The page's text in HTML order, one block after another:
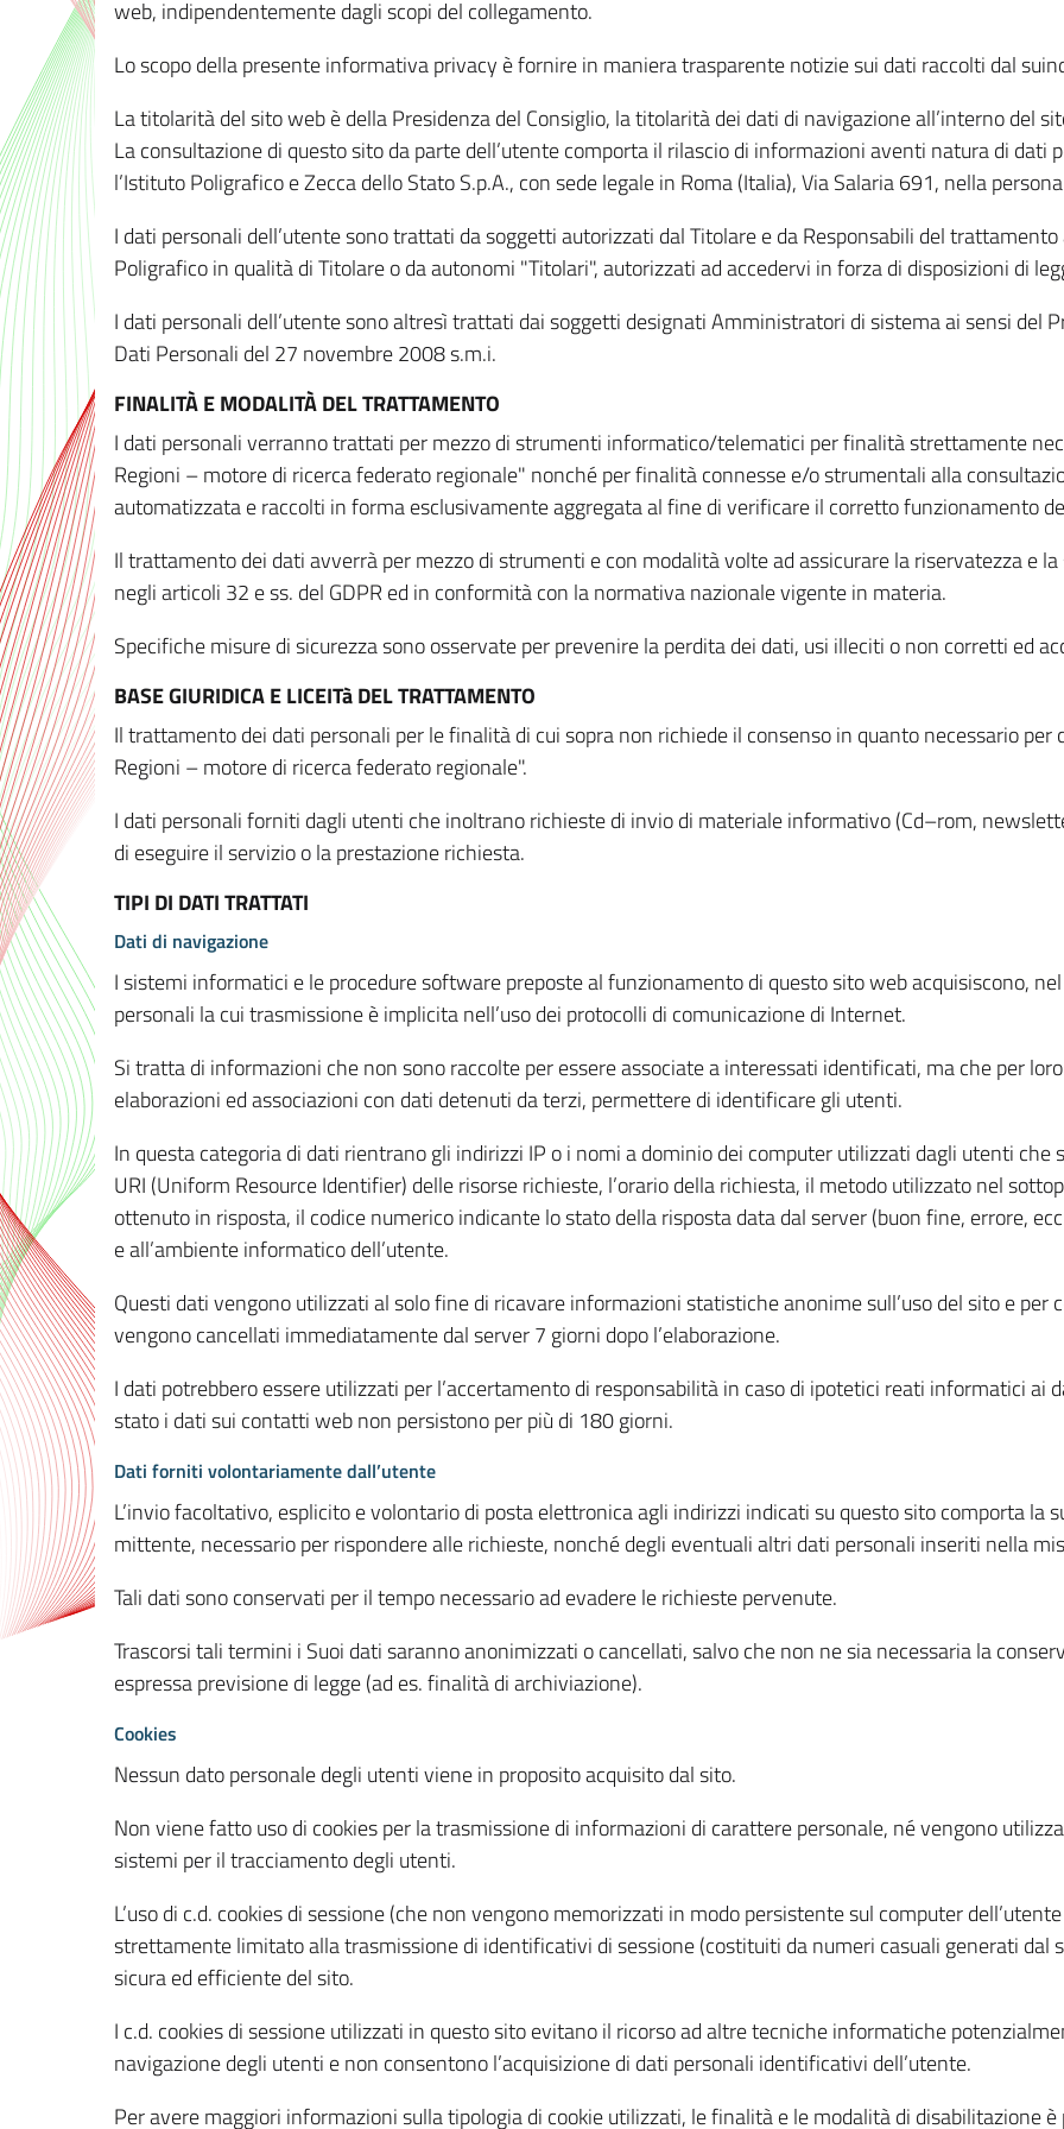
web, indipendentemente dagli scopi del collegamento.
Lo scopo della presente informativa privacy è fornire in maniera trasparente notizie sui dati raccolti dal
La titolarità del sito web è della Presidenza del Consiglio, la titolarità dei dati di navigazione all’interno del
La consultazione di questo sito da parte dell’utente comporta il rilascio di informazioni aventi natura di
l’Istituto Poligrafico e Zecca dello Stato S.p.A., con sede legale in Roma (Italia), Via Salaria 691, nella
I dati personali dell’utente sono trattati da soggetti autorizzati dal Titolare e da Responsabili del
Poligrafico in qualità di Titolare o da autonomi "Titolari", autorizzati ad accedervi in forza di disposizioni di
I dati personali dell’utente sono altresì trattati dai soggetti designati Amministratori di sistema ai sensi del
Dati Personali del 27 novembre 2008 s.m.i.
FINALITÀ E MODALITÀ DEL TRATTAMENTO
I dati personali verranno trattati per mezzo di strumenti informatico/telematici per finalità strettamente
Regioni – motore di ricerca federato regionale" nonché per finalità connesse e/o strumentali alla
automatizzata e raccolti in forma esclusivamente aggregata al fine di verificare il corretto funzionamento
Il trattamento dei dati avverrà per mezzo di strumenti e con modalità volte ad assicurare la riservatezza e
negli articoli 32 e ss. del GDPR ed in conformità con la normativa nazionale vigente in materia.
Specifiche misure di sicurezza sono osservate per prevenire la perdita dei dati, usi illeciti o non corretti ed
BASE GIURIDICA E LICEITà DEL TRATTAMENTO
Il trattamento dei dati personali per le finalità di cui sopra non richiede il consenso in quanto necessario
Regioni – motore di ricerca federato regionale".
I dati personali forniti dagli utenti che inoltrano richieste di invio di materiale informativo (Cd–rom,
di eseguire il servizio o la prestazione richiesta.
TIPI DI DATI TRATTATI
Dati di navigazione
I sistemi informatici e le procedure software preposte al funzionamento di questo sito web acquisiscono,
personali la cui trasmissione è implicita nell’uso dei protocolli di comunicazione di Internet.
Si tratta di informazioni che non sono raccolte per essere associate a interessati identificati, ma che per
elaborazioni ed associazioni con dati detenuti da terzi, permettere di identificare gli utenti.
In questa categoria di dati rientrano gli indirizzi IP o i nomi a dominio dei computer utilizzati dagli utenti
URI (Uniform Resource Identifier) delle risorse richieste, l’orario della richiesta, il metodo utilizzato nel
ottenuto in risposta, il codice numerico indicante lo stato della risposta data dal server (buon fine, errore,
e all’ambiente informatico dell’utente.
Questi dati vengono utilizzati al solo fine di ricavare informazioni statistiche anonime sull’uso del sito e
vengono cancellati immediatamente dal server 7 giorni dopo l’elaborazione.
I dati potrebbero essere utilizzati per l’accertamento di responsabilità in caso di ipotetici reati informatici ai
stato i dati sui contatti web non persistono per più di 180 giorni.
Dati forniti volontariamente dall’utente
L’invio facoltativo, esplicito e volontario di posta elettronica agli indirizzi indicati su questo sito comporta la
mittente, necessario per rispondere alle richieste, nonché degli eventuali altri dati personali inseriti nella
Tali dati sono conservati per il tempo necessario ad evadere le richieste pervenute.
Trascorsi tali termini i Suoi dati saranno anonimizzati o cancellati, salvo che non ne sia necessaria la
espressa previsione di legge (ad es. finalità di archiviazione).
Cookies
Nessun dato personale degli utenti viene in proposito acquisito dal sito.
Non viene fatto uso di cookies per la trasmissione di informazioni di carattere personale, né vengono
sistemi per il tracciamento degli utenti.
L’uso di c.d. cookies di sessione (che non vengono memorizzati in modo persistente sul computer
strettamente limitato alla trasmissione di identificativi di sessione (costituiti da numeri casuali generati dal
sicura ed efficiente del sito.
I c.d. cookies di sessione utilizzati in questo sito evitano il ricorso ad altre tecniche informatiche
navigazione degli utenti e non consentono l’acquisizione di dati personali identificativi dell’utente.
Per avere maggiori informazioni sulla tipologia di cookie utilizzati, le finalità e le modalità di disabilitazione